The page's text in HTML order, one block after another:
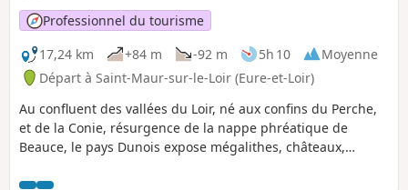
Professionnel du tourisme
17,24 km
+84 m -92 m 5h 10
Moyenne
Départ à Saint-Maur-sur-le-Loir (Eure-et-Loir)
Au confluent des vallées du Loir, né aux confins du Perche,
et de la Conie, résurgence de la nappe phréatique de
Beauce, le pays Dunois expose mégalithes, châteaux,